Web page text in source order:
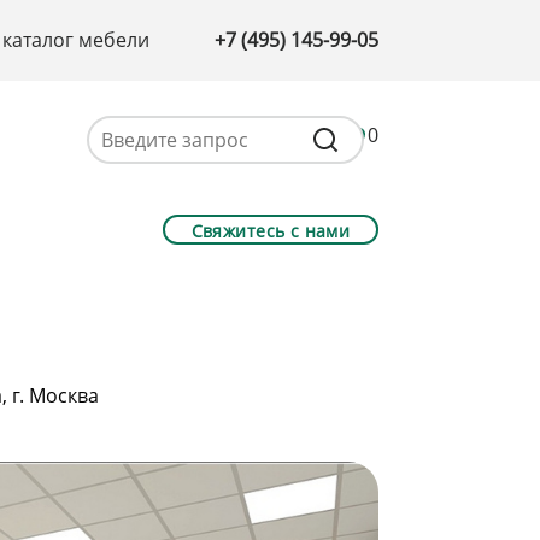
мебели +7 (495) 145-99-05
0
Свяжитесь с нами
г. Москва